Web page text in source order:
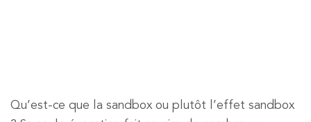
Qu’est-ce que la sandbox ou plutôt l’effet sandbox